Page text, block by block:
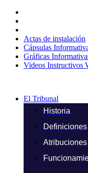
contenido
Actas de instalación
Cápsulas
Gráficas
Videos Instructivos
El Tribunal
Historia
Atribuciones